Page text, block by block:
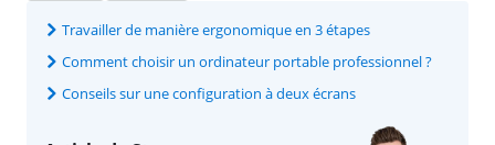
Travailler de manière ergonomique en 3 étapes
Comment choisir un ordinateur portable professionnel ?
Conseils sur une configuration à deux écrans